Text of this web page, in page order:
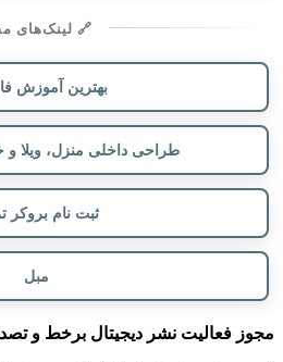
🔗 لینک‌های
بهترین آموزش
طراحی داخلی منزل، ویلا
ثبت نام بروکر
مبل
مجوز فعالیت نشر دیجیتال برخط و